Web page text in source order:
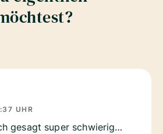
UHR
gesagt super schwierig…